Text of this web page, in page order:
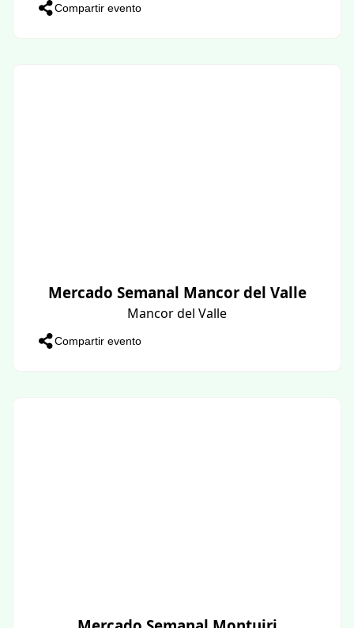
Compartir evento
Mercado Semanal Mancor del Valle
Mancor del Valle
Compartir evento